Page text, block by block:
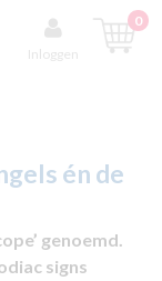
Inloggen
0
én de
genoemd.
signs